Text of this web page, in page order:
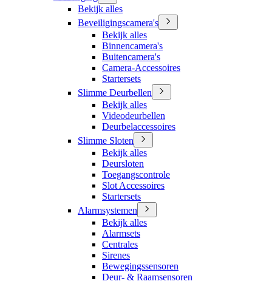
Bekijk alles
Beveiligingscamera's
Bekijk alles
Binnencamera's
Buitencamera's
Camera-Accessoires
Startersets
Slimme Deurbellen
Bekijk alles
Videodeurbellen
Deurbelaccessoires
Slimme Sloten
Bekijk alles
Deursloten
Toegangscontrole
Slot Accessoires
Startersets
Alarmsystemen
Bekijk alles
Alarmsets
Centrales
Sirenes
Bewegingssensoren
Deur- & Raamsensoren